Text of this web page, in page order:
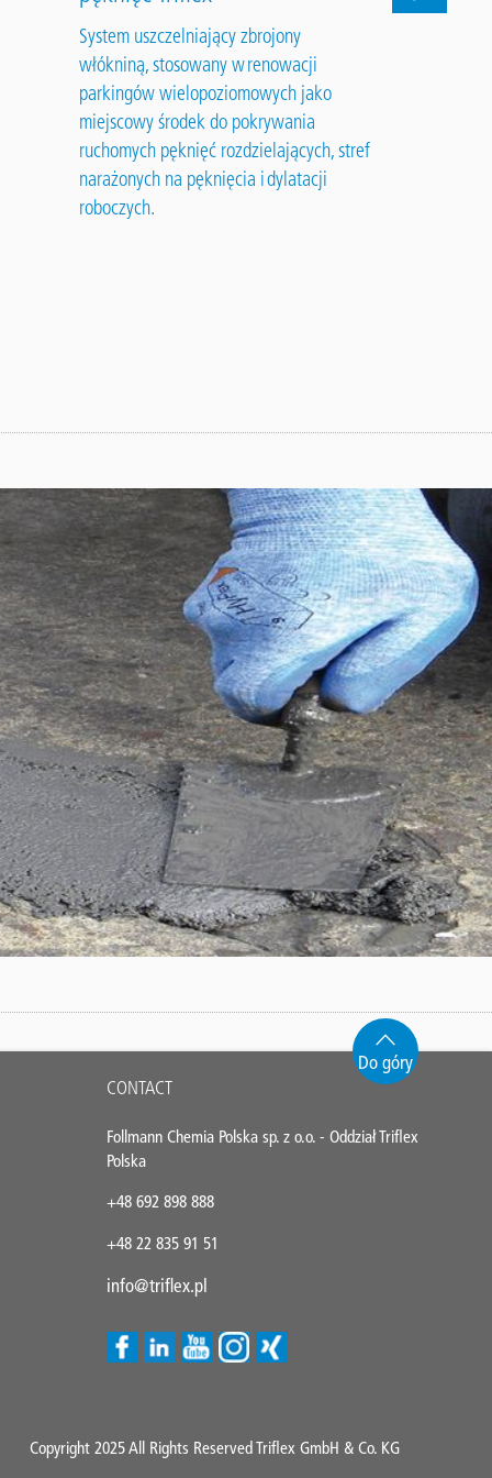
System uszczelniający zbrojony
włókniną, stosowany w renowacji
parkingów wielopoziomowych jako
miejscowy środek do pokrywania
ruchomych pęknięć rozdzielających, stref
narażonych na pęknięcia i dylatacji
roboczych.
Do góry
CONTACT
Follmann Chemia Polska sp. z o.o. - Oddział Triflex
Polska
+48 692 898 888
+48 22 835 91 51
info@triflex.pl
Copyright 2025 All Rights Reserved Triflex GmbH & Co. KG